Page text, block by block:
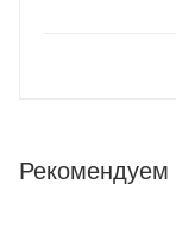
Рекомендуем